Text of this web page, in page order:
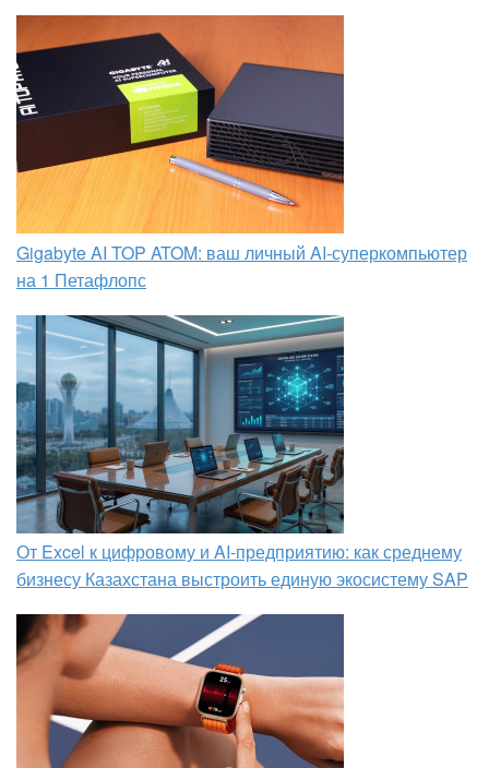
Gigabyte AI TOP ATOM: ваш личный AI-суперкомпьютер
на 1 Петафлопс
От Excel к цифровому и AI‑предприятию: как среднему
бизнесу Казахстана выстроить единую экосистему SAP